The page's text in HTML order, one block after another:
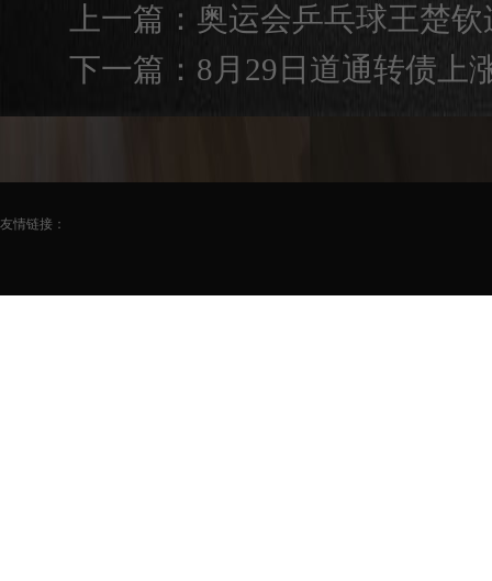
上一篇： 奥运会乒乓球王楚
下一篇： 8月29日道通转债上
友情链接：